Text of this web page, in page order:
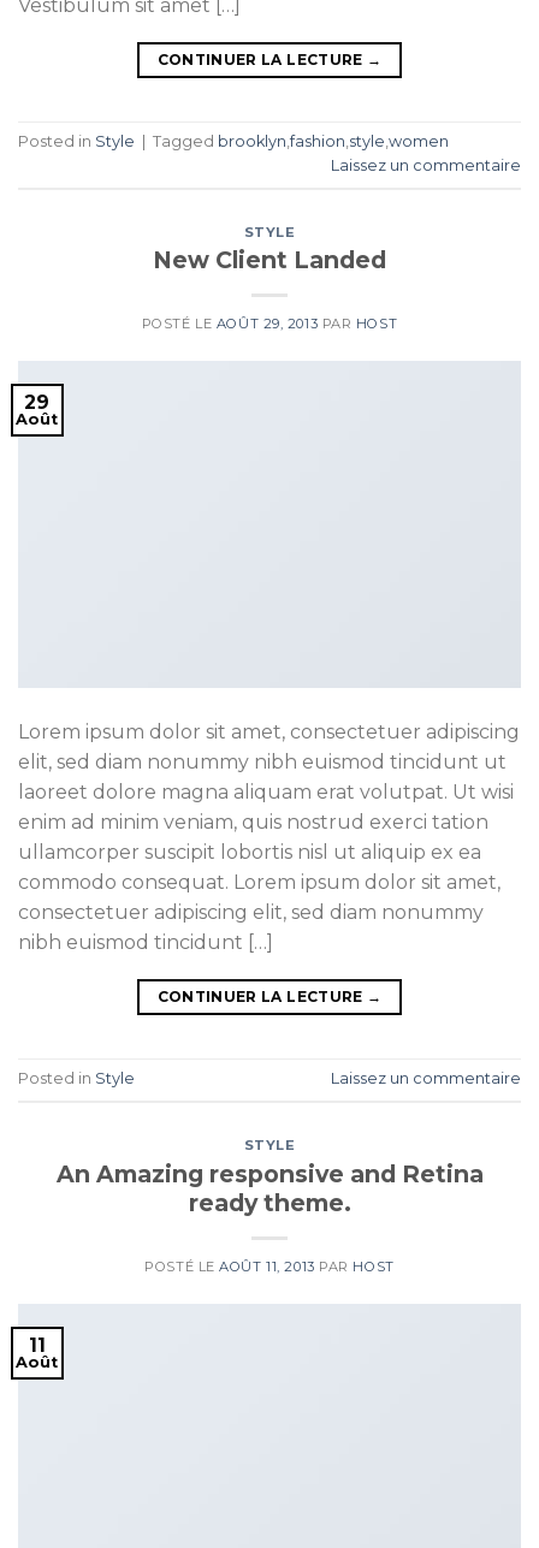
Vestibulum sit amet […]
CONTINUER LA LECTURE →
Posted in Style Tagged brooklyn,fashion,style,women
Laissez un commentaire
STYLE
New Client Landed
POSTÉ LE AOÛT 29, 2013 PAR HOST
29
Août
Lorem ipsum dolor sit amet, consectetuer adipiscing
elit, sed diam nonummy nibh euismod tincidunt ut
laoreet dolore magna aliquam erat volutpat. Ut wisi
enim ad minim veniam, quis nostrud exerci tation
ullamcorper suscipit lobortis nisl ut aliquip ex ea
commodo consequat. Lorem ipsum dolor sit amet,
consectetuer adipiscing elit, sed diam nonummy
nibh euismod tincidunt […]
CONTINUER LA LECTURE →
Posted in Style Laissez un commentaire
STYLE
An Amazing responsive and Retina
ready theme.
POSTÉ LEAOÛT 11, 2013 PAR HOST
11
Août